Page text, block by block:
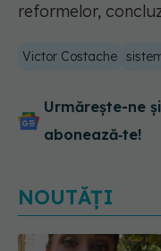
reformelor,
Victor Costache
Urmărește-ne
abonează‑te!
NOUTĂȚI